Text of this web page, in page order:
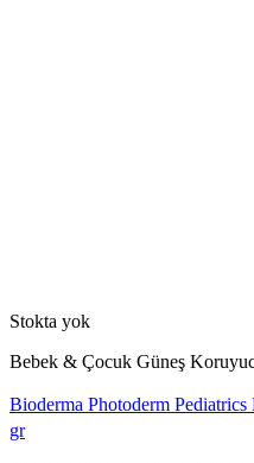
Stokta yok
Bebek & Çocuk Güneş
Bioderma Photoderm
gr